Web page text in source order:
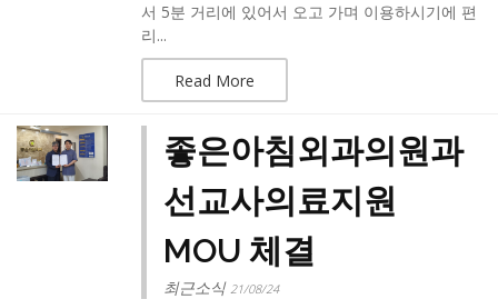
서 5분 거리에 있어서 오고 가며 이용하시기에 편
리...
Read More
좋은아침외과의원과
선교사의료지원
MOU 체결
최근소식 21/08/24